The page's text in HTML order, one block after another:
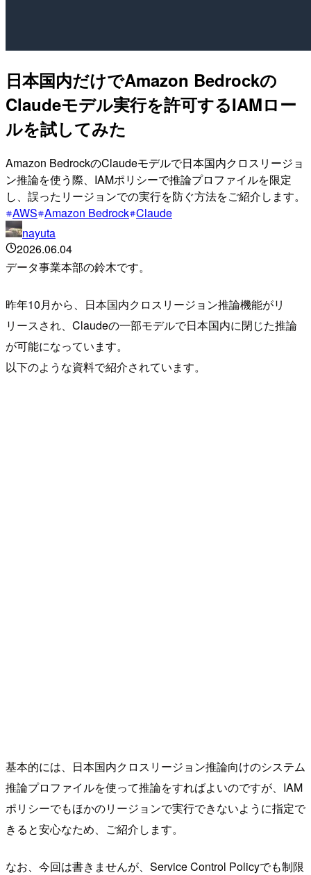
日本国内だけでAmazon Bedrockの
Claudeモデル実行を許可するIAMロー
ルを試してみた
Amazon BedrockのClaudeモデルで日本国内クロスリージョ
ン推論を使う際、IAMポリシーで推論プロファイルを限定
し、誤ったリージョンでの実行を防ぐ方法をご紹介します。
AWS Amazon Bedrock Claude
nayuta
2026.06.04
データ事業本部の鈴木です。
昨年10月から、日本国内クロスリージョン推論機能がリ
リースされ、Claudeの一部モデルで日本国内に閉じた推論
が可能になっています。
以下のような資料で紹介されています。
基本的には、日本国内クロスリージョン推論向けのシステム
推論プロファイルを使って推論をすればよいのですが、IAM
ポリシーでもほかのリージョンで実行できないように指定で
きると安心なため、ご紹介します。
なお、今回は書きませんが、Service Control Policyでも制限